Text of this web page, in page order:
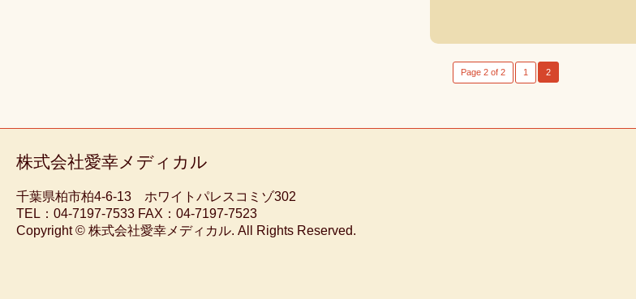
Page 2 of 2 1 2
株式会社愛幸メディカル
千葉県柏市柏4-6-13 ホワイトパレスコミゾ302
TEL：04-7197-7533 FAX：04-7197-7523
Copyright © 株式会社愛幸メディカル. All Rights Reserved.